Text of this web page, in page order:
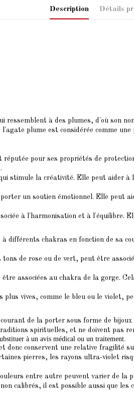
Description Détails
à des plumes, d'où son
plume est considérée comme
pour ses propriétés de
stimule la créativité. Elle peut aider
un soutien émotionnel. Elle peut
à l'harmonisation et à l'équilibre.
différents chakras en fonction de sa
de rose ou de vert, peut être
associées au chakra de la gorge.
plus vives, comme le bleu ou le
de la porter sous forme de
spirituelles, et ne doivent pas
à un avis médical ou un traitement.
conservent une relative fragilité
pierres, les rayons ultra-violet
entre autre peuvent varier de la
calibrés, il est possible aussi que les